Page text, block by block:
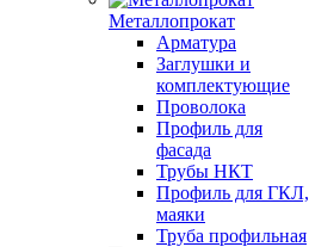
Металлопрокат
Арматура
Заглушки и
комплектующие
Проволока
Профиль для
фасада
Трубы НКТ
Профиль для ГКЛ,
маяки
Труба профильная